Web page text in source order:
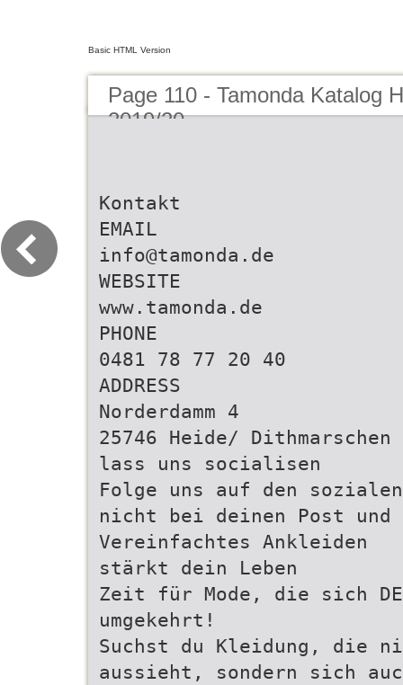
Basic HTML Version
Page 110 - Tamonda Katalog
2019/20
Kontakt
EMAIL
info@tamonda.de
WEBSITE
www.tamonda.de
PHONE
0481 78 77 20 40
ADDRESS
Norderdamm 4
25746 Heide/ Dithmarschen
lass uns socialisen
Folge uns auf den
nicht bei deinen Post und
Vereinfachtes Ankleiden
stärkt dein Leben
Zeit für Mode, die sich
umgekehrt!
Suchst du Kleidung, die
aussieht, sondern sich